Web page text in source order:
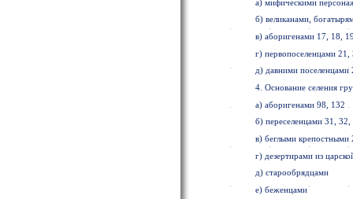
а) мифическими
б) великанами,
в) аборигенами 17, 18,
г) первопоселенцами 21,
д) давними поселенцами
4. Основание селения
а) аборигенами 98, 132
б) переселенцами 31,
в) беглыми крепостными
г) дезертирами из
д) старообрядцами
е) беженцами